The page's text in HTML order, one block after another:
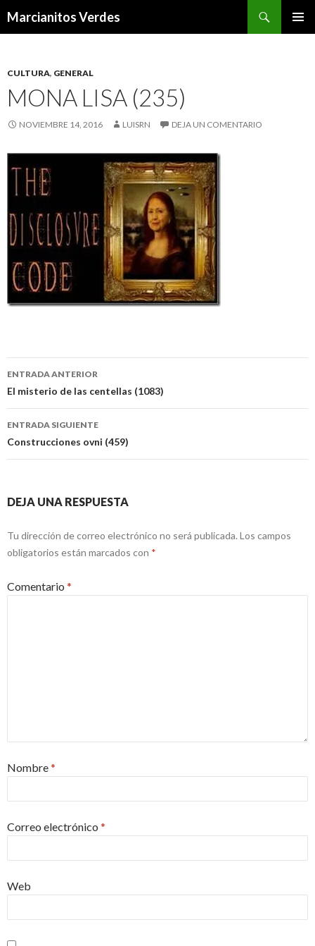
Marcianitos Verdes
CULTURA, GENERAL
MONA LISA (235)
NOVIEMBRE 14, 2016 LUISRN DEJA UN COMENTARIO
Navegación
de
entradas
ENTRADA ANTERIOR
El misterio de las centellas (1083)
ENTRADA SIGUIENTE
Construcciones ovni (459)
DEJA UNA RESPUESTA
Tu dirección de correo electrónico no será publicada. Los campos
obligatorios están marcados con *
Comentario *
Nombre*
Correo electrónico *
Web